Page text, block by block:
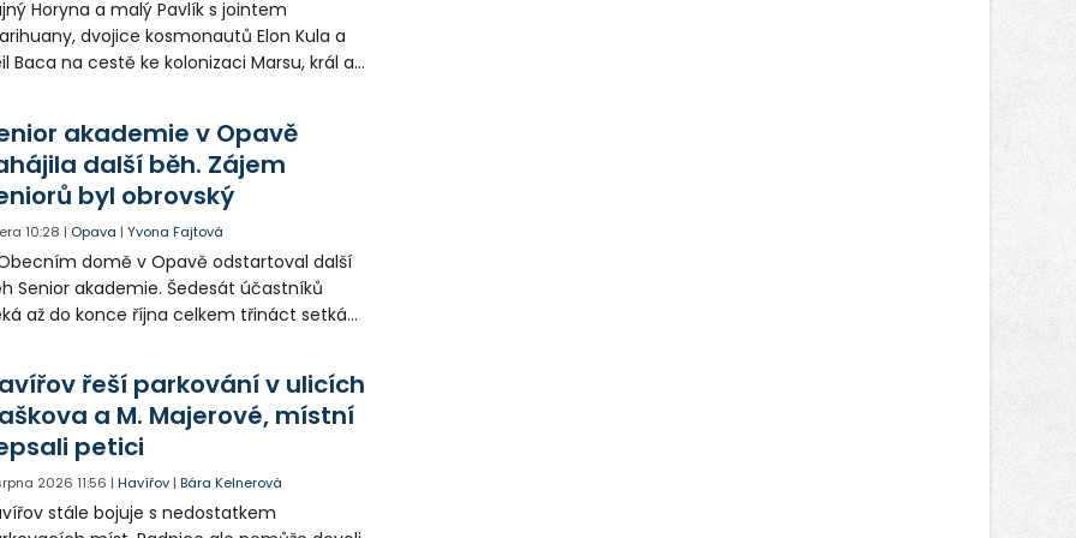
Horyna a malý Pavlík s jointem
dvojice kosmonautů Elon Kula a
Baca na cestě ke kolonizaci Marsu, král a
a místostarosta David Kula.
akademie v Opavě
další běh. Zájem
byl obrovský
10:28 | Opava |Yvona Fajtová
domě v Opavě odstartoval další
Senior akademie. Šedesát účastníků
až do konce října celkem třináct setkání
certifikáty o absolvování studia a
dárky.
řeší parkování v ulicích
a M. Majerové, místní
petici
2026 11:56 |Havířov |Bára Kelnerová
stále bojuje s nedostatkem